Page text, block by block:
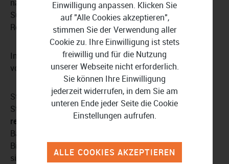
nach Passwortstärke und nutzen Sie die intelligente
Suchfunktion, um ausgewählte Zugangsdaten in
Rekordzeit ausfindig zu machen.
Inklusive Steganos Shredder: Vertrauliche Daten
vollständig löschen
Steganos Privacy Suite 22 umfasst den integrierten
Steganos Shredder, mit dem Sievertrauliche Daten
restlos von Ihren Geräten entfernen. Egal, ob
Bankunterlagen, Vertragsdokumente oder vertrauliche
Bild- und Tonaufnahmen – Steganos Shredder stellt
sicher, dass alle Dateien, Dokumente oder ganze Ordner
Einwilligung anpassen. Klicken Sie
auf "Alle Cookies akzeptieren",
stimmen Sie der Verwendung aller
Cookie zu. Ihre Einwilligung ist stets
freiwillig und für die Nutzung
unserer Webseite nicht erforderlich.
Sie können Ihre Einwilligung
jederzeit widerrufen, in dem Sie am
unteren Ende jeder Seite die Cookie
Einstellungen aufrufen.
ALLE COOKIES AKZEPTIEREN